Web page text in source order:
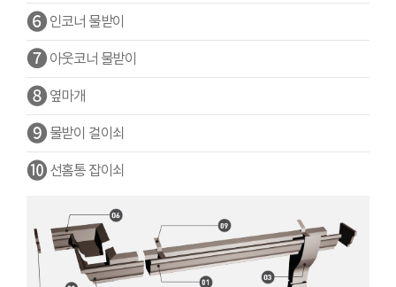
❻인코너 물받이
❼아웃코너 물받이
❽옆마개
❾물받이 걸이쇠
❿선홈통 잡이쇠